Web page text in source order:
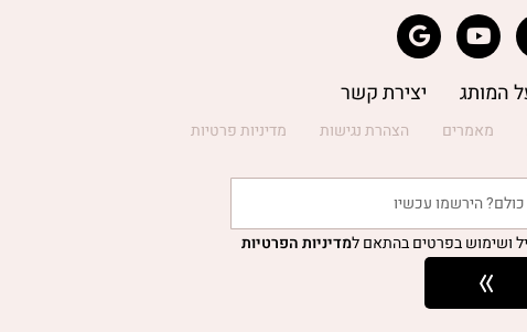
המותג יצירת קשר
מאמרים הצהרת נגישות מדיניות פרטיות
ושימוש בפרטים בהתאם למדיניות הפרטיות